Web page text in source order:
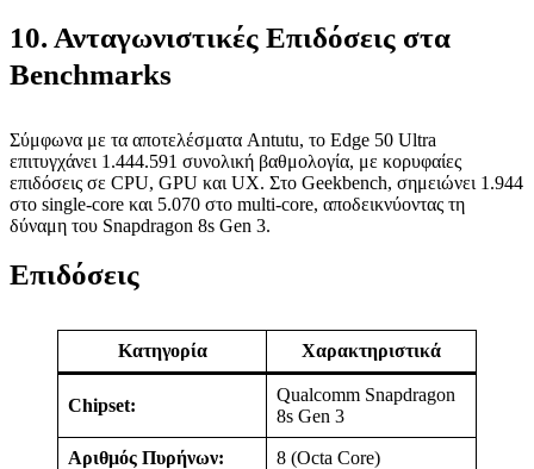
10. Ανταγωνιστικές Επιδόσεις στα
Benchmarks
Σύμφωνα με τα αποτελέσματα Antutu, το Edge 50 Ultra
επιτυγχάνει 1.444.591 συνολική βαθμολογία, με κορυφαίες
επιδόσεις σε CPU, GPU και UX. Στο Geekbench, σημειώνει 1.944
στο single-core και 5.070 στο multi-core, αποδεικνύοντας τη
δύναμη του Snapdragon 8s Gen 3.
Επιδόσεις
Κατηγορία Χαρακτηριστικά
Chipset:
Qualcomm Snapdragon
8s Gen 3
Αριθμός Πυρήνων: 8 (Octa Core)